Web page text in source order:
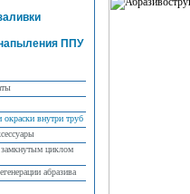
ППУ
окраски внутри труб
замкнутым циклом
абразива